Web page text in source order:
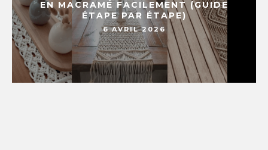
EN MACRAMÉ FACILEMENT (GUIDE
ÉTAPE PAR ÉTAPE)
6 AVRIL 2026